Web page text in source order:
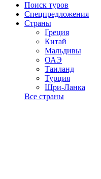
Поиск туров
Спецпредложения
Страны
Греция
Китай
Мальдивы
ОАЭ
Таиланд
Турция
Шри-Ланка
Все страны